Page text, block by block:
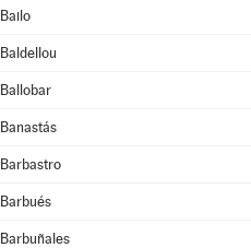
Bailo
Baldellou
Ballobar
Banastás
Barbastro
Barbués
Barbuñales